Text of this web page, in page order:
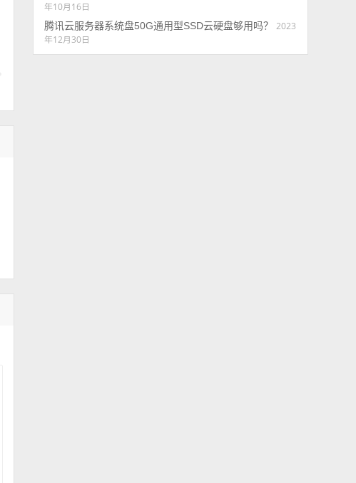
年10月16日
腾讯云服务器系统盘50G通用型SSD云硬盘够用吗？
2023
年12月30日